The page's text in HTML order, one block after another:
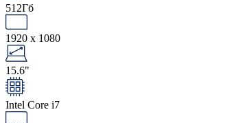
512Гб
1920 x 1080
15.6"
Intel Core i7